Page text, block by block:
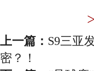
上一篇： S9三亚
密？！